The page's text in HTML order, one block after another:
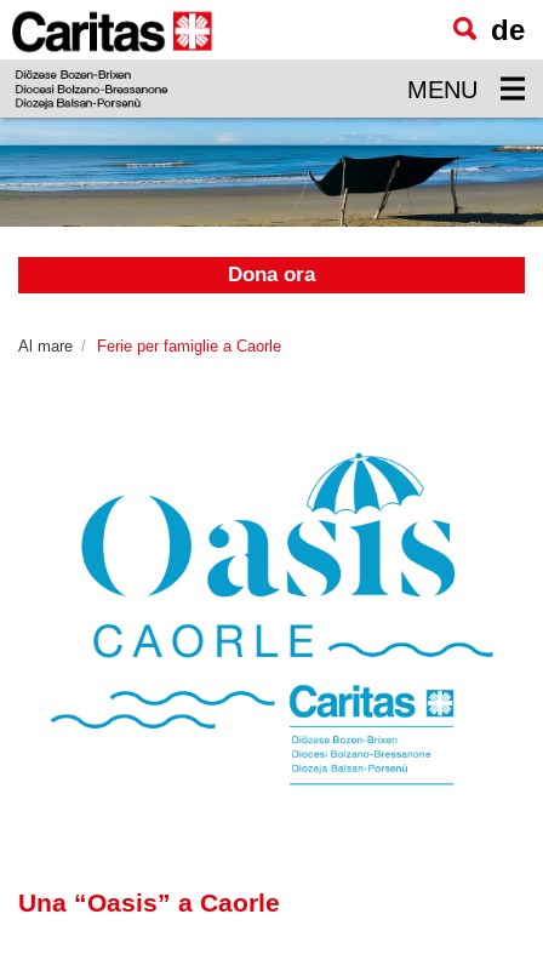
visualizzare
il
contenuto
principale
de
MENU
Dona ora
Al mare Ferie per famiglie a Caorle
Una “Oasis” a Caorle